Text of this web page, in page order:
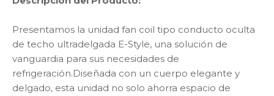
Presentamos la unidad fan coil tipo conducto oculta
de techo ultradelgada E-Style, una solución de
vanguardia para sus necesidades de
refrigeración.Diseñada con un cuerpo elegante y
delgado, esta unidad no solo ahorra espacio de